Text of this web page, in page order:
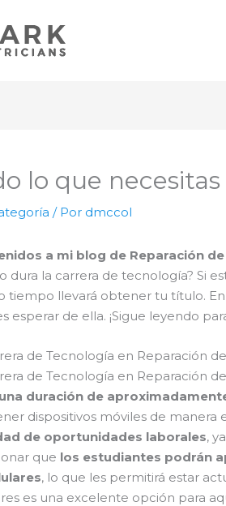
lo que
/ Por dmccol
a mi blog de Reparación
dura la carrera de tecnología? Si
tiempo llevará obtener tu título.
esperar de ella. ¡Sigue leyendo
de Tecnología en Reparación
de Tecnología en Reparación
duración de
dispositivos móviles de manera
de oportunidades laborales,
que los estudiantes podrán
, lo que les permitirá estar
es una excelente opción para